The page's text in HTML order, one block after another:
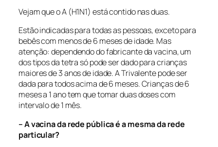
Vejam que o A (H1N1) está contido nas duas.
Estão indicadas para todas as pessoas, exceto para
bebês com menos de 6 meses de idade. Mas
atenção: dependendo do fabricante da vacina, um
dos tipos da tetra só pode ser dado para crianças
maiores de 3 anos de idade. A Trivalente pode ser
dada para todos acima de 6 meses. Crianças de 6
meses a 1 ano tem que tomar duas doses com
intervalo de 1 mês.
– A vacina da rede pública é a mesma da rede
particular?